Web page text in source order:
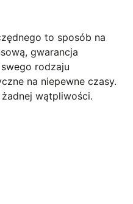
to sposób na
gwarancja
rodzaju
na niepewne czasy.
wątpliwości.